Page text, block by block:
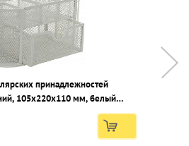
принадлежностей
105х220х110 мм, белый